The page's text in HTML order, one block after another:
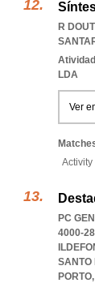
R
LDA
Ver
Activity
PC
4000-
SANTO
PORTO,